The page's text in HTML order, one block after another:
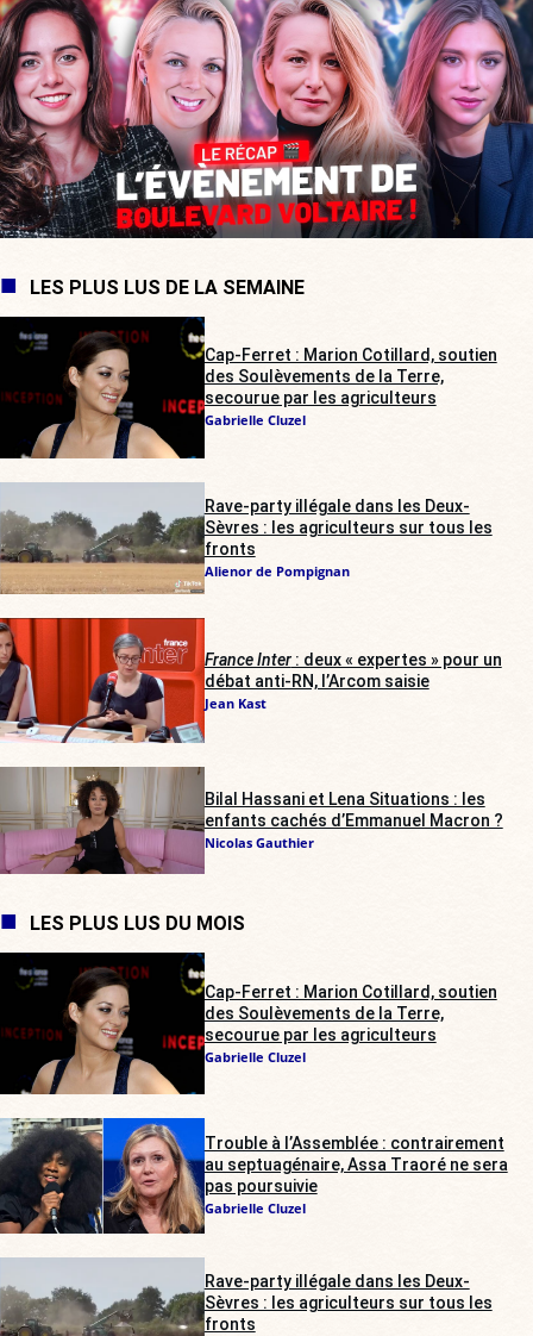
LES PLUS LUS DE LA SEMAINE
Cap-Ferret : Marion Cotillard, soutien
des Soulèvements de la Terre,
secourue par les agriculteurs
Gabrielle Cluzel
Rave-party illégale dans les Deux-
Sèvres : les agriculteurs sur tous les
fronts
Alienor de Pompignan
France Inter: deux « expertes » pour un
débat anti-RN, l’Arcom saisie
Jean Kast
Bilal Hassani et Lena Situations : les
enfants cachés d’Emmanuel Macron ?
Nicolas Gauthier
LES PLUS LUS DU MOIS
Cap-Ferret : Marion Cotillard, soutien
des Soulèvements de la Terre,
secourue par les agriculteurs
Gabrielle Cluzel
Trouble à l’Assemblée : contrairement
au septuagénaire, Assa Traoré ne sera
pas poursuivie
Gabrielle Cluzel
Rave-party illégale dans les Deux-
Sèvres : les agriculteurs sur tous les
fronts